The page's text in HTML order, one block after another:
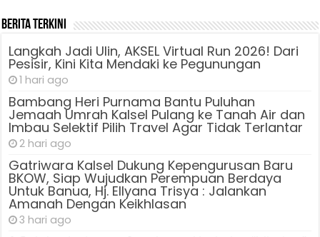
Berita Terkini
Langkah Jadi Ulin, AKSEL Virtual Run 2026! Dari
Pesisir, Kini Kita Mendaki ke Pegunungan
1 hari ago
Bambang Heri Purnama Bantu Puluhan
Jemaah Umrah Kalsel Pulang ke Tanah Air dan
Imbau Selektif Pilih Travel Agar Tidak Terlantar
2 hari ago
Gatriwara Kalsel Dukung Kepengurusan Baru
BKOW, Siap Wujudkan Perempuan Berdaya
Untuk Banua, Hj. Ellyana Trisya : Jalankan
Amanah Dengan Keikhlasan
3 hari ago